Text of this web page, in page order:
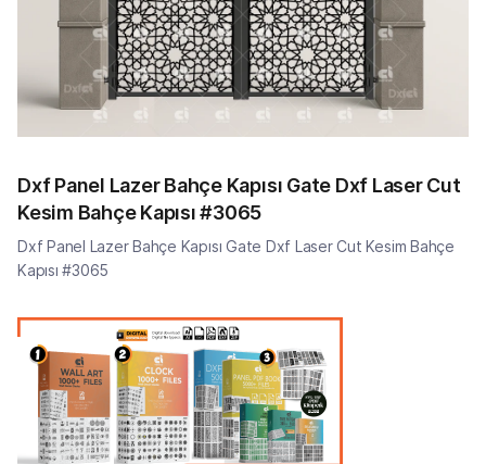
Dxf Panel Lazer Bahçe Kapısı Gate Dxf Laser Cut
Kesim Bahçe Kapısı #3065
Dxf Panel Lazer Bahçe Kapısı Gate Dxf Laser Cut Kesim Bahçe
Kapısı #3065